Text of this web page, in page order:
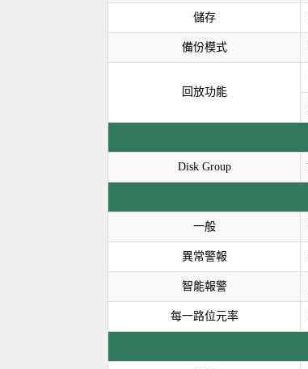
儲存
備份模式
回放功能
Disk Group
一般
異常警報
智能報警
每一路位元率